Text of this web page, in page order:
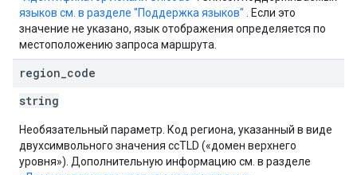
языков см. в разделе "Поддержка языков" . Если это
значение не указано, язык отображения определяется по
местоположению запроса маршрута.
region code
string
Необязательный параметр. Код региона, указанный в виде
двухсимвольного значения ccTLD («домен верхнего
уровня»). Дополнительную информацию см. в разделе